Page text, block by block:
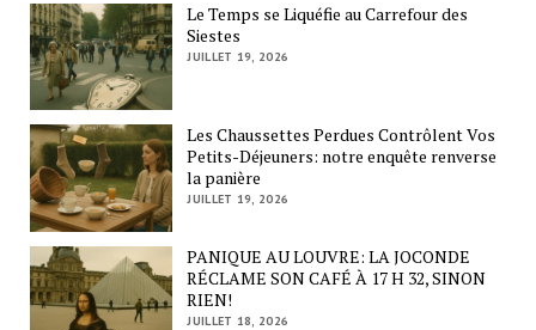
Le Temps se Liquéfie au Carrefour des
Siestes
JUILLET 19, 2026
Les Chaussettes Perdues Contrôlent Vos
Petits-Déjeuners: notre enquête renverse
la panière
JUILLET 19, 2026
PANIQUE AU LOUVRE: LA JOCONDE
RÉCLAME SON CAFÉ À 17 H 32, SINON
RIEN!
JUILLET 18, 2026